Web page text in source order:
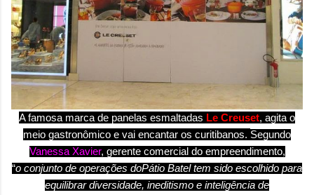
A famosa marca de panelas esmaltadas Le Creuset, agita o
meio gastronômico e vai encantar os curitibanos. Segundo
Vanessa Xavier, gerente comercial do empreendimento,
“o conjunto de operações doPátio Bateltem sido escolhido para
equilibrar diversidade, ineditismo e inteligência de